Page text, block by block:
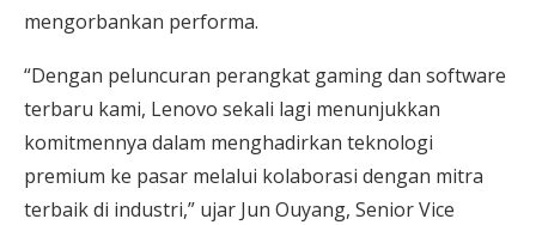
mengorbankan performa.
“Dengan peluncuran perangkat gaming dan software
terbaru kami, Lenovo sekali lagi menunjukkan
komitmennya dalam menghadirkan teknologi
premium ke pasar melalui kolaborasi dengan mitra
terbaik di industri,” ujar Jun Ouyang, Senior Vice